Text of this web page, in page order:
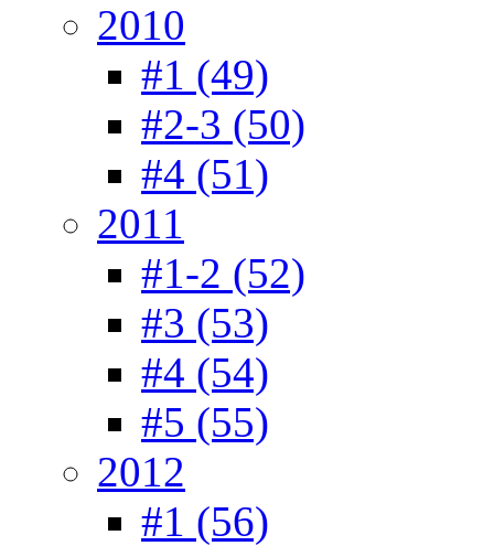
2010
#1 (49)
#2-3 (50)
#4 (51)
2011
#1-2 (52)
#3 (53)
#4 (54)
#5 (55)
2012
#1 (56)